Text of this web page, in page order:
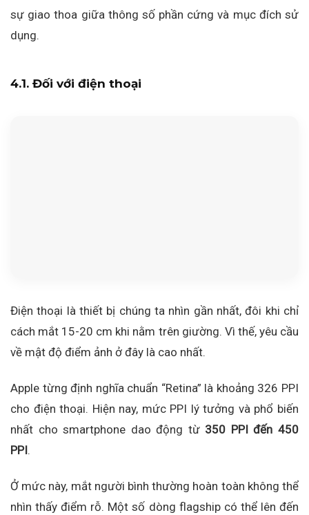
sự giao thoa giữa thông số phần cứng và mục đích sử
dụng.
4.1. Đối với điện thoại
Điện thoại là thiết bị chúng ta nhìn gần nhất, đôi khi chỉ
cách mắt 15-20 cm khi nằm trên giường. Vì thế, yêu cầu
về mật độ điểm ảnh ở đây là cao nhất.
Apple từng định nghĩa chuẩn “Retina” là khoảng 326 PPI
cho điện thoại. Hiện nay, mức PPI lý tưởng và phổ biến
nhất cho smartphone dao động từ 350 PPI đến 450
PPI.
Ở mức này, mắt người bình thường hoàn toàn không thể
nhìn thấy điểm rỗ. Một số dòng flagship có thể lên đến